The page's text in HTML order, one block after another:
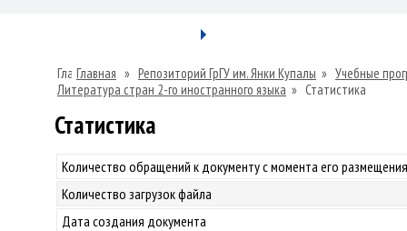
Главная » Репозиторий ГрГУ им. Янки Купалы » Учебные
Литература стран 2-го иностранного языка » Статистика
Статистика
Количество обращений к документу с момента его
Количество загрузок файла
Дата создания документа